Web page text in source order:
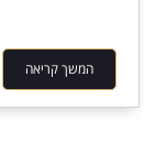
המשך קריאה